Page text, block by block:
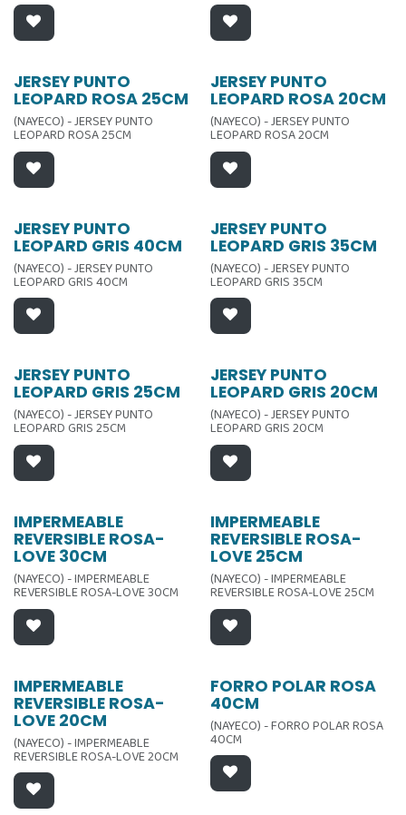
JERSEY PUNTO
LEOPARD ROSA 25CM
(NAYECO) - JERSEY PUNTO
LEOPARD ROSA 25CM
JERSEY PUNTO
LEOPARD ROSA 20CM
(NAYECO) - JERSEY PUNTO
LEOPARD ROSA 20CM
JERSEY PUNTO
LEOPARD GRIS 40CM
(NAYECO) - JERSEY PUNTO
LEOPARD GRIS 40CM
JERSEY PUNTO
LEOPARD GRIS 35CM
(NAYECO) - JERSEY PUNTO
LEOPARD GRIS 35CM
JERSEY PUNTO
LEOPARD GRIS 25CM
(NAYECO) - JERSEY PUNTO
LEOPARD GRIS 25CM
JERSEY PUNTO
LEOPARD GRIS 20CM
(NAYECO) - JERSEY PUNTO
LEOPARD GRIS 20CM
IMPERMEABLE
REVERSIBLE ROSA-
LOVE 30CM
(NAYECO) - IMPERMEABLE
REVERSIBLE ROSA-LOVE 30CM
IMPERMEABLE
REVERSIBLE ROSA-
LOVE 25CM
(NAYECO) - IMPERMEABLE
REVERSIBLE ROSA-LOVE 25CM
IMPERMEABLE
REVERSIBLE ROSA-
LOVE 20CM
(NAYECO) - IMPERMEABLE
REVERSIBLE ROSA-LOVE 20CM
FORRO POLAR ROSA
40CM
(NAYECO) - FORRO POLAR ROSA
40CM